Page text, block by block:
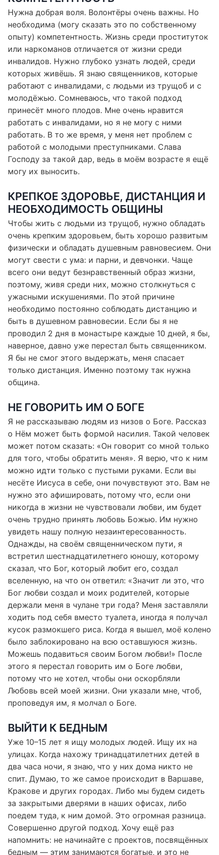
КОМПЕТЕНТНОСТЬ
Нужна добрая воля. Волонтёры очень важны. Но
необходима (могу сказать это по собственному
опыту) компетентность. Жизнь среди проституток
или наркоманов отличается от жизни среди
инвалидов. Нужно глубоко узнать людей, среди
которых живёшь. Я знаю священников, которые
работают с инвалидами, с людьми из трущоб и с
молодёжью. Сомневаюсь, что такой подход
принесёт много плодов. Мне очень нравится
работать с инвалидами, но я не могу с ними
работать. В то же время, у меня нет проблем с
работой с молодыми преступниками. Слава
Господу за такой дар, ведь в моём возрасте я ещё
КРЕПКОЕ ЗДОРОВЬЕ, ДИСТАНЦИЯ И
НЕОБХОДИМОСТЬ ОБЩИНЫ
Чтобы жить с людьми из трущоб, нужно обладать
очень крепким здоровьем, быть хорошо развитым
физически и обладать душевным равновесием. Они
могут свести с ума: и парни, и девчонки. Чаще
всего они ведут безнравственный образ жизни,
поэтому, живя среди них, можно столкнуться с
ужасными искушениями. По этой причине
необходимо постоянно соблюдать дистанцию ​​и
быть в душевном равновесии. Если бы я не
проводил 2 дня в монастыре каждые 10 дней, я бы,
наверное, давно уже перестал быть священником.
Я бы не смог этого выдержать, меня спасает
только дистанция. Именно поэтому так нужна
НЕ ГОВОРИТЬ ИМ О БОГЕ
Я не рассказываю людям из низов о Боге. Рассказ
о Нём может быть формой насилия. Такой человек
может потом сказать: «Он говорит со мной только
для того, чтобы обратить меня». Я верю, что к ним
можно идти только с пустыми руками. Если вы
несёте Иисуса в себе, они почувствуют это. Вам не
нужно это афишировать, потому что, если они
никогда в жизни не чувствовали любви, им будет
очень трудно принять любовь Божью. Им нужно
увидеть нашу полную незаинтересованность.
Однажды, на своём священническом пути, я
встретил шестнадцатилетнего юношу, которому
сказал, что Бог, который любит его, создал
вселенную, на что он ответил: «Значит ли это, что
Бог любви создал и моих родителей, которые
держали меня в чулане три года? Меня заставляли
ходить под себя вместо туалета, иногда я получал
кусок размокшего риса. Когда я вышел, моё колено
было заблокировано на всю оставшуюся жизнь.
Можешь подавиться своим Богом любви!» После
этого я перестал говорить им о Боге любви,
потому что не хотел, чтобы они оскорбляли
Любовь всей моей жизни. Они указали мне, чтоб,
ВЫЙТИ К БЕДНЫМ
Уже 10–15 лет я ищу молодых людей. Ищу их на
улицах. Когда нахожу тринадцатилетних детей в
два часа ночи, я знаю, что у них дома никто не
спит. Думаю, то же самое происходит в Варшаве,
Кракове и других городах. Либо мы будем сидеть
за закрытыми дверями в наших офисах, либо
поедем туда, к ним домой. Это огромная разница.
Совершенно другой подход. Хочу ещё раз
напомнить: не начинайте с проектов, посвящённых